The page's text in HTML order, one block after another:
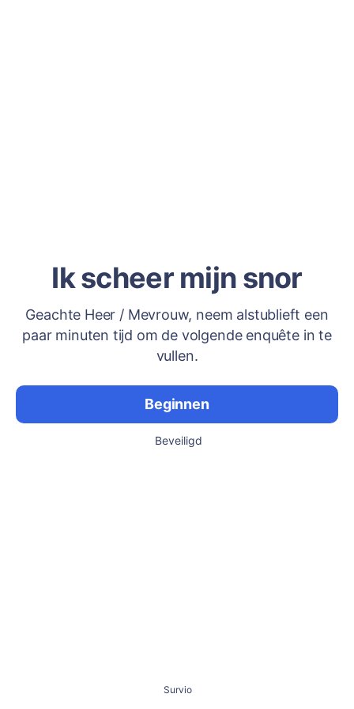
Ik scheer mijn snor
Geachte Heer / Mevrouw, neem alstublieft een
paar minuten tijd om de volgende enquête in te
vullen.
Beginnen
Beveiligd
Survio